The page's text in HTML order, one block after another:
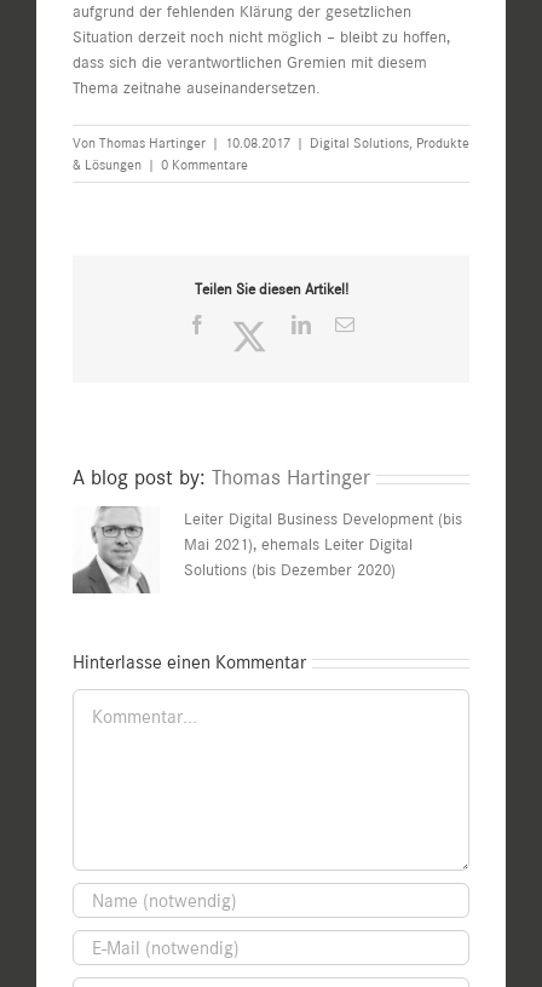
aufgrund der fehlenden Klärung der gesetzlichen
Situation derzeit noch nicht möglich – bleibt zu hoffen,
dass sich die verantwortlichen Gremien mit diesem
Thema zeitnahe auseinandersetzen.
Von Thomas Hartinger | 10.08.2017 | Digital Solutions, Produkte
& Lösungen | 0 Kommentare
Teilen Sie diesen Artikel!
Facebook TwitterLinkedIn
E-
A blog post by: Thomas Hartinger
Leiter Digital Business Development (bis
Mai 2021), ehemals Leiter Digital
Solutions (bis Dezember 2020)
Hinterlasse einen Kommentar
Kommentar